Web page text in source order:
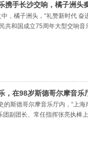
携手长沙交响，橘子洲头
，橘子洲头，“礼赞新时代
共和国成立75周年大型交响
，在98岁斯德哥尔摩音乐
的斯德哥尔摩音乐厅内，“上
团副团长、常任指挥张亮执棒